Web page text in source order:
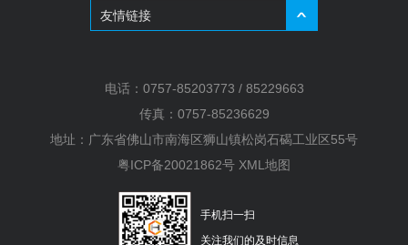
友情链接
电话：0757-85203773 / 85229663
传真：0757-85236629
地址：广东省佛山市南海区狮山镇松岗石碣工业区55号
粤ICP备20021862号 XML地图
手机扫一扫
关注我们的及时信息